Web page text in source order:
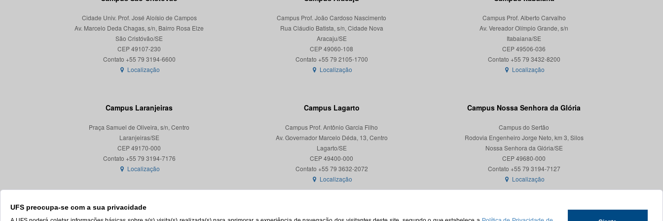
UFS preocupa-se com a sua privacidade
Cidade Univ. Prof. José Aloísio de Campos
Av. Marcelo Deda Chagas, s/n, Bairro Rosa Elze
São Cristóvão/SE
CEP 49107-230
Localização
Campus Prof. João Cardoso Nascimento
Rua Cláudio Batista, s/n, Cidade Nova
Aracaju/SE
CEP 49060-108
Localização
Campus Prof. Alberto Carvalho
Av. Vereador Olímpio Grande, s/n
Itabaiana/SE
CEP 49506-036
Localização
Campus Laranjeiras
Praça Samuel de Oliveira, s/n, Centro
Laranjeiras/SE
CEP 49170-000
Localização
Campus Lagarto
Campus Prof. Antônio Garcia Filho
Av. Governador Marcelo Déda, 13, Centro
Lagarto/SE
CEP 49400-000
Localização
Campus Nossa Senhora da Glória
Campus do Sertão
Rodovia Engenheiro Jorge Neto, km 3, Silos
Nossa Senhora da Glória/SE
CEP 49680-000
Contato +55 79 3194-7127
Localização